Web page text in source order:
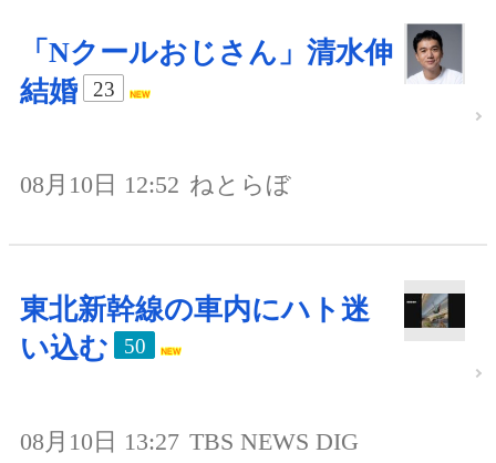
「Nクールおじさん」清水伸
結婚
23
08月10日 12:52 ねとらぼ
東北新幹線の車内にハト迷
い込む
50
08月10日 13:27 TBS NEWS DIG